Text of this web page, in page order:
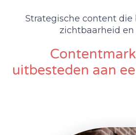
Strategische content die
zichtbaarheid en
uitbesteden aan